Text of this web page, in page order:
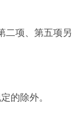
项、第五项另
的除外。